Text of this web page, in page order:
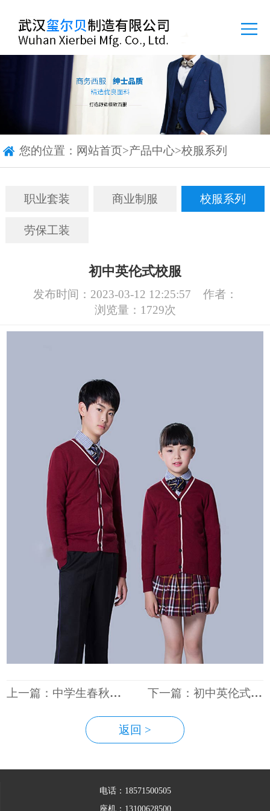
您的位置： 网站首页>产品中心>校服系列
职业套装 商业制服 校服系列
劳保工装
初中英伦式校服
发布时间：2023-03-12 12:25:57
作者：
浏览量：1729次
上一篇：中学生春秋正装 下一篇：初中英伦式校服
返回 >
电话：18571500505
座机：13100628500